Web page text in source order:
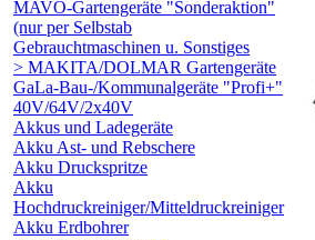
MAVO-Gartengeräte "Sonderaktion"
(nur per Selbstab
Gebrauchtmaschinen u. Sonstiges
> MAKITA/DOLMAR Gartengeräte
GaLa-Bau-/Kommunalgeräte "Profi+"
40V/64V/2x40V
Akkus und Ladegeräte
Akku Ast- und Rebschere
Akku Druckspritze
Akku
Hochdruckreiniger/Mitteldruckreiniger
Akku Erdbohrer